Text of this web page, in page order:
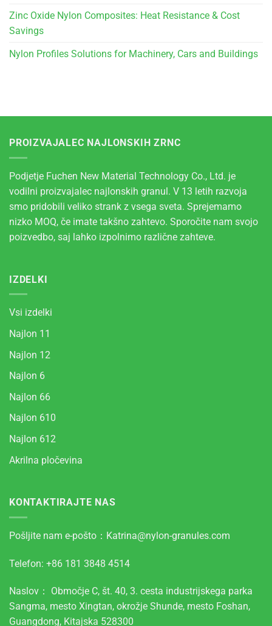
Zinc Oxide Nylon Composites: Heat Resistance & Cost
Savings
Nylon Profiles Solutions for Machinery, Cars and Buildings
PROIZVAJALEC NAJLONSKIH ZRNC
Podjetje Fuchen New Material Technology Co., Ltd. je
vodilni proizvajalec najlonskih granul. V 13 letih razvoja
smo pridobili veliko strank z vsega sveta. Sprejemamo
nizko MOQ, če imate takšno zahtevo. Sporočite nam svojo
poizvedbo, saj lahko izpolnimo različne zahteve.
IZDELKI
Vsi izdelki
Najlon 11
Najlon 12
Najlon 6
Najlon 66
Najlon 610
Najlon 612
Akrilna pločevina
KONTAKTIRAJTE NAS
Pošljite nam e-pošto： Katrina@nylon-granules.com
Telefon: +86 181 3848 4514
Naslov： Območje C, št. 40, 3. cesta industrijskega parka
Sangma, mesto Xingtan, okrožje Shunde, mesto Foshan,
Guangdong, Kitajska 528300